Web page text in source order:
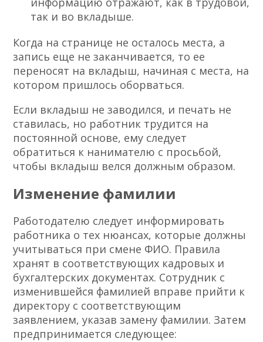
так и во вкладыше.
Когда на странице не осталось места, а
запись еще не заканчивается, то ее
переносят на вкладыш, начиная с места, на
котором пришлось оборваться.
Если вкладыш не заводился, и печать не
ставилась, но работник трудится на
постоянной основе, ему следует
обратиться к нанимателю с просьбой,
чтобы вкладыш велся должным образом.
Изменение фамилии
Работодателю следует информировать
работника о тех нюансах, которые должны
учитываться при смене ФИО. Правила
хранят в соответствующих кадровых и
бухгалтерских документах. Сотрудник с
изменившейся фамилией вправе прийти к
директору с соответствующим
заявлением, указав замену фамилии. Затем
предпринимается следующее: